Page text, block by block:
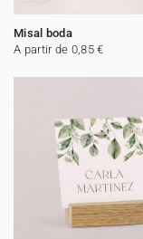
Misal boda
A partir de 0,85 €